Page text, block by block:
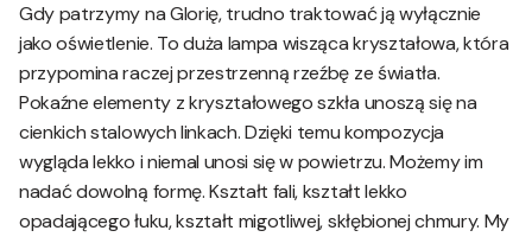
Gdy patrzymy na Glorię, trudno traktować ją wyłącznie
jako oświetlenie. To duża lampa wisząca kryształowa, która
przypomina raczej przestrzenną rzeźbę ze światła.
Pokaźne elementy z kryształowego szkła unoszą się na
cienkich stalowych linkach. Dzięki temu kompozycja
wygląda lekko i niemal unosi się w powietrzu. Możemy im
nadać dowolną formę. Kształt fali, kształt lekko
opadającego łuku, kształt migotliwej, skłębionej chmury. My